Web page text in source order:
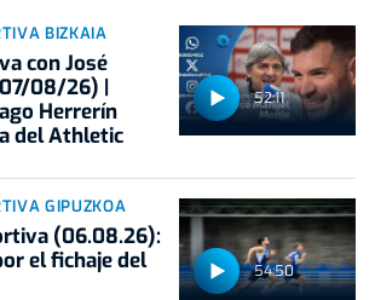
52:11
BIZKAIA
con José
08/26) |
Herrerín
del Athletic
54:50
GIPUZKOA
(06.08.26):
el fichaje del